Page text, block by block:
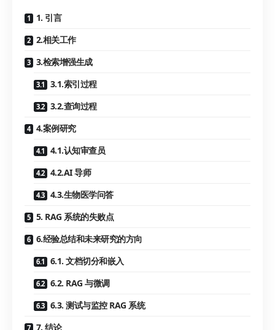
1. 引言
2.相关工作
3.检索增强生成
3.1.索引过程
3.2.查询过程
4.案例研究
4.1.认知审查员
4.2.AI 导师
4.3.生物医学问答
5. RAG 系统的失败点
6.经验总结和未来研究的方向
6.1. 文档切分和嵌入
6.2. RAG 与微调
6.3. 测试与监控 RAG 系统
7. 结论